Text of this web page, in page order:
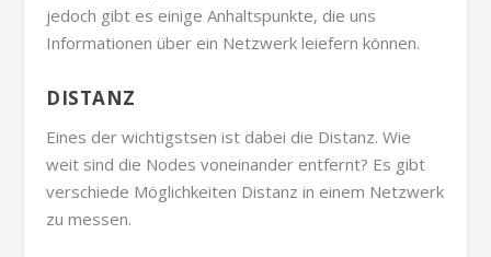
jedoch gibt es einige Anhaltspunkte, die uns
Informationen über ein Netzwerk leiefern können.
DISTANZ
Eines der wichtigstsen ist dabei die Distanz. Wie
weit sind die Nodes voneinander entfernt? Es gibt
verschiede Möglichkeiten Distanz in einem Netzwerk
zu messen.